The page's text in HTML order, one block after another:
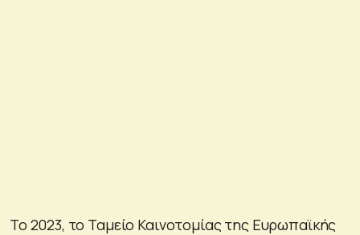
Το 2023, το Ταμείο Καινοτομίας της Ευρωπαϊκής